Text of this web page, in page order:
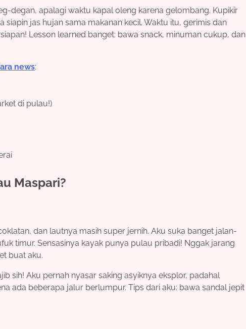
degan, apalagi waktu kapal oleng karena gelombang. Kupikir
jas hujan sama makanan kecil. Waktu itu, gerimis dan
Lesson learned banget: bawa snack, minuman cukup, dan
news:
di pulau!)
Maspari?
dan lautnya masih super jernih. Aku suka banget jalan-
timur. Sensasinya kayak punya pulau pribadi! Nggak jarang
buat aku.
sih! Aku pernah nyasar saking asyiknya eksplor, padahal
ada beberapa jalur berlumpur. Tips dari aku: bawa sandal jepit